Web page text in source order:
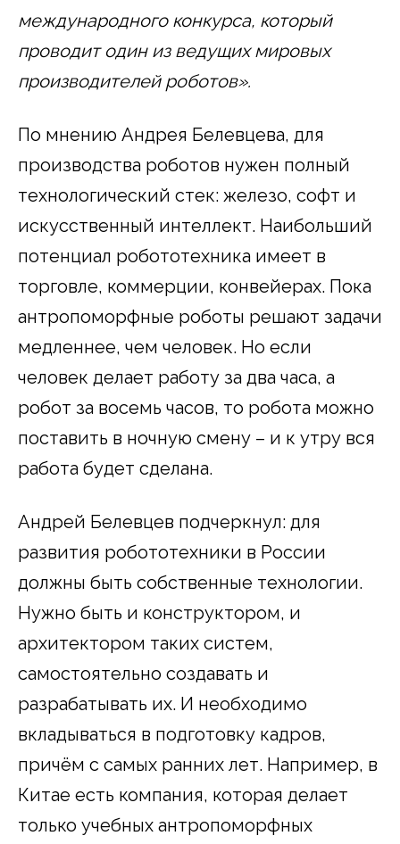
международного конкурса, который
проводит один из ведущих мировых
производителей роботов».
По мнению Андрея Белевцева, для
производства роботов нужен полный
технологический стек: железо, софт и
искусственный интеллект. Наибольший
потенциал робототехника имеет в
торговле, коммерции, конвейерах. Пока
антропоморфные роботы решают задачи
медленнее, чем человек. Но если
человек делает работу за два часа, а
робот за восемь часов, то робота можно
поставить в ночную смену – и к утру вся
работа будет сделана.
Андрей Белевцев подчеркнул: для
развития робототехники в России
должны быть собственные технологии.
Нужно быть и конструктором, и
архитектором таких систем,
самостоятельно создавать и
разрабатывать их. И необходимо
вкладываться в подготовку кадров,
причём с самых ранних лет. Например, в
Китае есть компания, которая делает
только учебных антропоморфных